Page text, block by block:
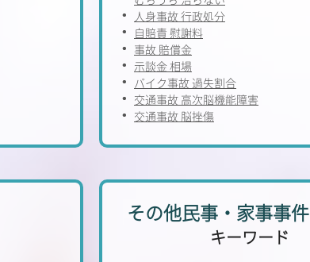
人身事故 行政処分
自賠責 慰謝料
事故 賠償金
示談金 相場
バイク事故 過失割合
交通事故 高次脳機能障害
交通事故 脳挫傷
その他民事・家事事件
キーワード